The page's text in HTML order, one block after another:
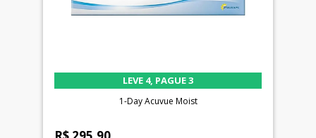
LEVE 4, PAGUE 3
1-Day Acuvue Moist